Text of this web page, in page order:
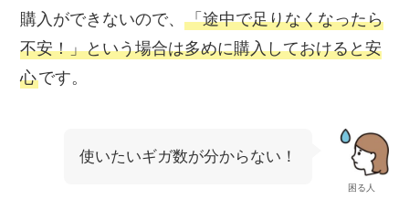
購入ができないので、「途中で足りなくなったら
不安！」という場合は多めに購入しておけると安
心です。
困る人
使いたいギガ数が分からない！